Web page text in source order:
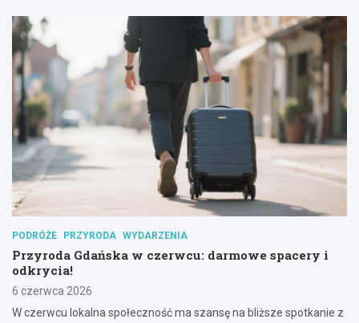
PODRÓŻE PRZYRODA WYDARZENIA
Przyroda Gdańska w czerwcu: darmowe spacery i
odkrycia!
6 czerwca 2026
W czerwcu lokalna społeczność ma szansę na bliższe spotkanie z